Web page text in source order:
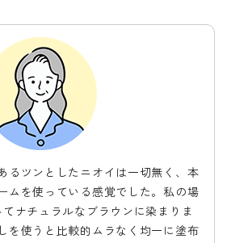
るツンとしたニオイは一切無く、本
ムを使っている感覚でした。私の場
ナチュラルなブラウンに染まりま
を使うと比較的ムラなく均一に塗布